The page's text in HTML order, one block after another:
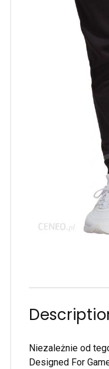
Niezależnie od
Designed For